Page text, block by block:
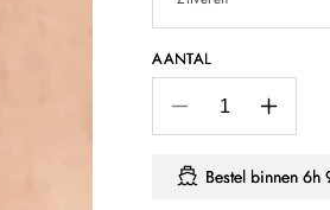
AANTAL
Aantal
verlagen
voor
Lange
Aantal
voor
Lange
Bestel binnen6h